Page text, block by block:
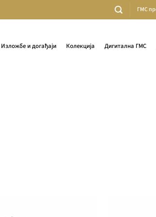
ГМС
Изложбе и догађаји Колекција Дигитална ГМС